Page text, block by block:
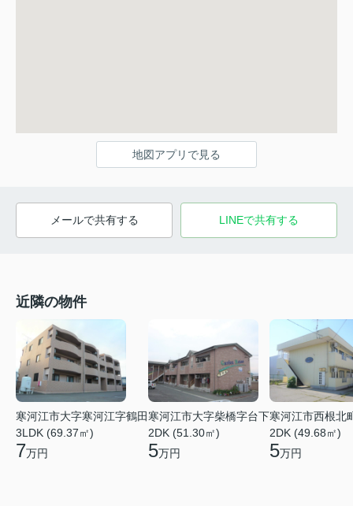
地図アプリで見る
メールで共有する LINEで共有する
近隣の物件
寒河江市大字寒河江字鶴田
3LDK (69.37㎡)
7万円
寒河江市大字柴橋字台下
2DK (51.30㎡)
5万円
寒河江市西根北
2DK (49.68㎡)
5万円